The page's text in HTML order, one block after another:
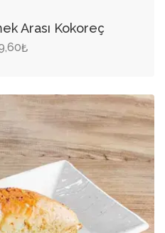
Arası Kokoreç
₺